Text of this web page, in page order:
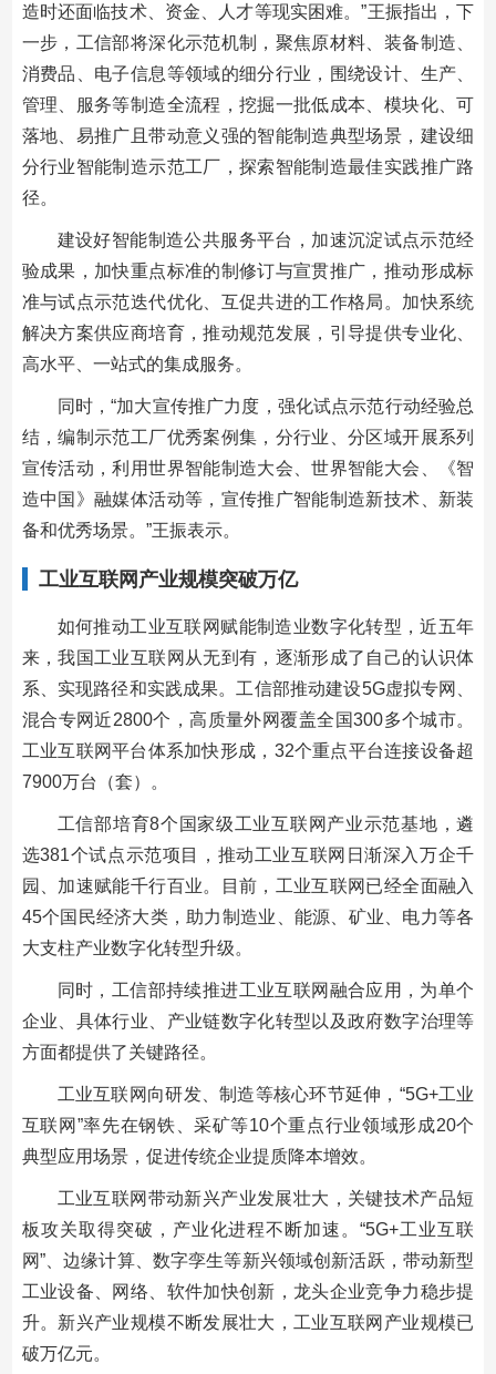
造时还面临技术、资金、人才等现实困难。”王振指出，下
一步，工信部将深化示范机制，聚焦原材料、装备制造、
消费品、电子信息等领域的细分行业，围绕设计、生产、
管理、服务等制造全流程，挖掘一批低成本、模块化、可
落地、易推广且带动意义强的智能制造典型场景，建设细
分行业智能制造示范工厂，探索智能制造最佳实践推广路
径。
建设好智能制造公共服务平台，加速沉淀试点示范经
验成果，加快重点标准的制修订与宣贯推广，推动形成标
准与试点示范迭代优化、互促共进的工作格局。加快系统
解决方案供应商培育，推动规范发展，引导提供专业化、
高水平、一站式的集成服务。
同时，“加大宣传推广力度，强化试点示范行动经验总
结，编制示范工厂优秀案例集，分行业、分区域开展系列
宣传活动，利用世界智能制造大会、世界智能大会、《智
造中国》融媒体活动等，宣传推广智能制造新技术、新装
备和优秀场景。”王振表示。
工业互联网产业规模突破万亿
如何推动工业互联网赋能制造业数字化转型，近五年
来，我国工业互联网从无到有，逐渐形成了自己的认识体
系、实现路径和实践成果。工信部推动建设5G虚拟专网、
混合专网近2800个，高质量外网覆盖全国300多个城市。
工业互联网平台体系加快形成，32个重点平台连接设备超
7900万台（套）。
工信部培育8个国家级工业互联网产业示范基地，遴
选381个试点示范项目，推动工业互联网日渐深入万企千
园、加速赋能千行百业。目前，工业互联网已经全面融入
45个国民经济大类，助力制造业、能源、矿业、电力等各
大支柱产业数字化转型升级。
同时，工信部持续推进工业互联网融合应用，为单个
企业、具体行业、产业链数字化转型以及政府数字治理等
方面都提供了关键路径。
工业互联网向研发、制造等核心环节延伸，“5G+工业
互联网”率先在钢铁、采矿等10个重点行业领域形成20个
典型应用场景，促进传统企业提质降本增效。
工业互联网带动新兴产业发展壮大，关键技术产品短
板攻关取得突破，产业化进程不断加速。“5G+工业互联
网”、边缘计算、数字孪生等新兴领域创新活跃，带动新型
工业设备、网络、软件加快创新，龙头企业竞争力稳步提
升。新兴产业规模不断发展壮大，工业互联网产业规模已
破万亿元。